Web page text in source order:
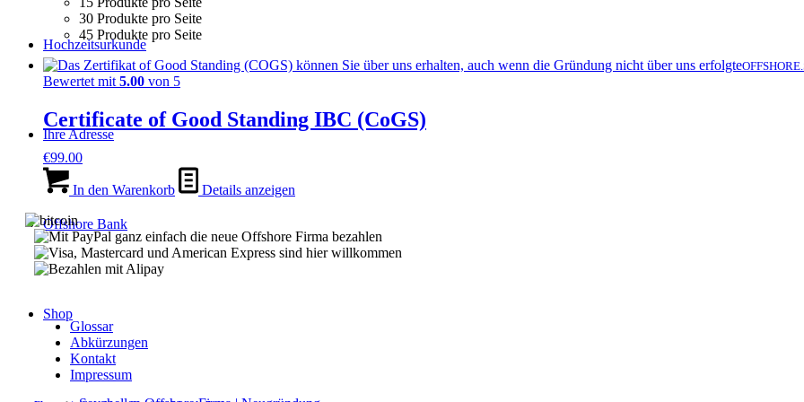
Hochzeitsurkunde
Ihre Adresse
Offshore Bank
Shop
30 Produkte pro Seite
45 Produkte pro Seite
Bewertet mit 5.00 von 5
Certificate of Good Standing IBC (CoGS)
€99.00
In den Warenkorb Details anzeigen
Glossar
Abkürzungen
Kontakt
Impressum